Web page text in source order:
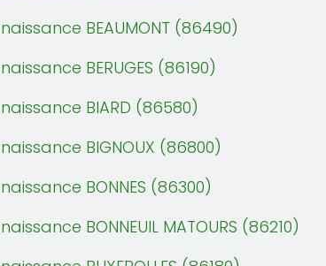
BEAUMONT (86490)
BERUGES (86190)
BIARD (86580)
BIGNOUX (86800)
BONNES (86300)
BONNEUIL MATOURS (86210)